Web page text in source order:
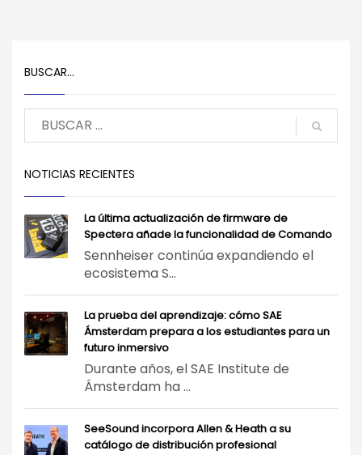
BUSCAR…
NOTICIAS RECIENTES
La última actualización de firmware de
Spectera añade la funcionalidad de Comando
Sennheiser continúa expandiendo el
ecosistema S...
La prueba del aprendizaje: cómo SAE
Ámsterdam prepara a los estudiantes para un
futuro inmersivo
Durante años, el SAE Institute de
Ámsterdam ha ...
SeeSound incorpora Allen & Heath a su
catálogo de distribución profesional